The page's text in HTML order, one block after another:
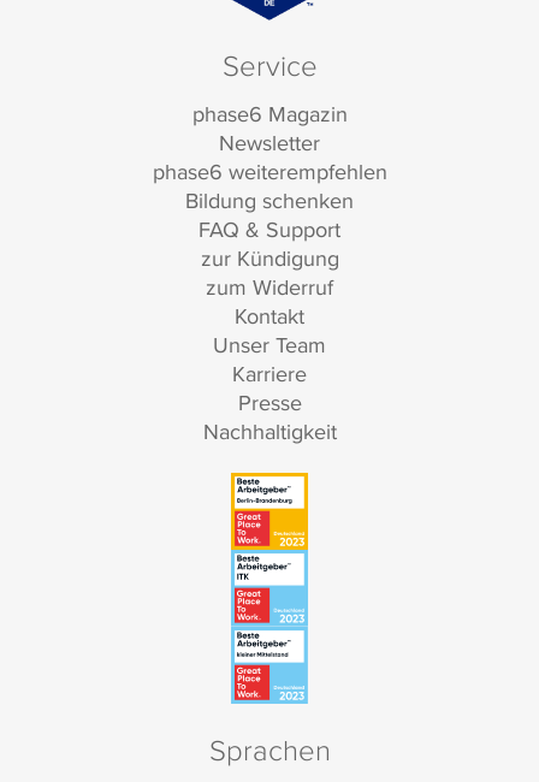
Service
phase6 Magazin
Newsletter
phase6 weiterempfehlen
Bildung schenken
FAQ & Support
zur Kündigung
zum Widerruf
Kontakt
Unser Team
Karriere
Presse
Nachhaltigkeit
Sprachen